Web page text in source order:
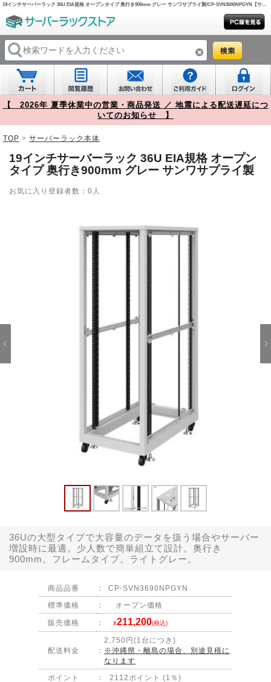
19インチサーバーラック 36U EIA規格 オープンタイプ 奥行き900mm グレー サンワサプライ製/CP-SVN3690NPGYN【サーバーラックストア】
【 2026年 夏季休業中の営業・商品発送 ／ 地震による配送遅延につ
いてのお知らせ 】
TOP > サーバーラック本体
19インチサーバーラック 36U EIA規格 オープン
タイプ 奥行き900mm グレー サンワサプライ製
お気に入り登録者数：0人
36Uの大型タイプで大容量のデータを扱う場合やサーバー
増設時に最適。少人数で簡単組立て設計。奥行き
900mm。フレームタイプ。ライトグレー。
商品品番 ： CP-SVN3690NPGYN
標準価格 ： オープン価格
販売価格 ： ¥211,200(税込)
配送料金 ：
2,750円(1台につき)
※沖縄県・離島の場合、別途見積に
なります
ポイント ： 2112ポイント (1％)